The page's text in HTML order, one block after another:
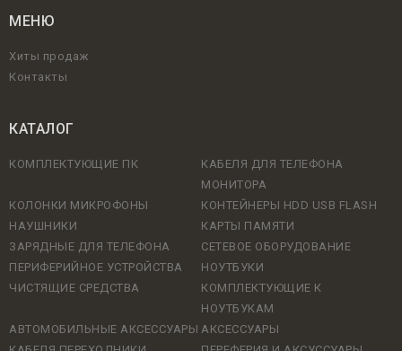
МЕНЮ
Хиты продаж
Контакты
КАТАЛОГ
КОМПЛЕКТУЮЩИЕ ПК
КАБЕЛЯ ДЛЯ ТЕЛЕФОНА
МОНИТОРА
КОЛОНКИ МИКРОФОНЫ
НАУШНИКИ
КОНТЕЙНЕРЫ HDD USB FLASH
КАРТЫ ПАМЯТИ
ЗАРЯДНЫЕ ДЛЯ ТЕЛЕФОНА
СЕТЕВОЕ ОБОРУДОВАНИЕ
ПЕРИФЕРИЙНОЕ УСТРОЙСТВА
НОУТБУКИ
ЧИСТЯЩИЕ СРЕДСТВА
КОМПЛЕКТУЮЩИЕ К
НОУТБУКАМ
АВТОМОБИЛЬНЫЕ АКСЕССУАРЫ АКСЕССУАРЫ